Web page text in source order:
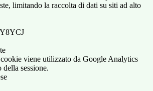
limitando la raccolta di dati su siti ad alto
viene utilizzato da Google Analytics
della sessione.